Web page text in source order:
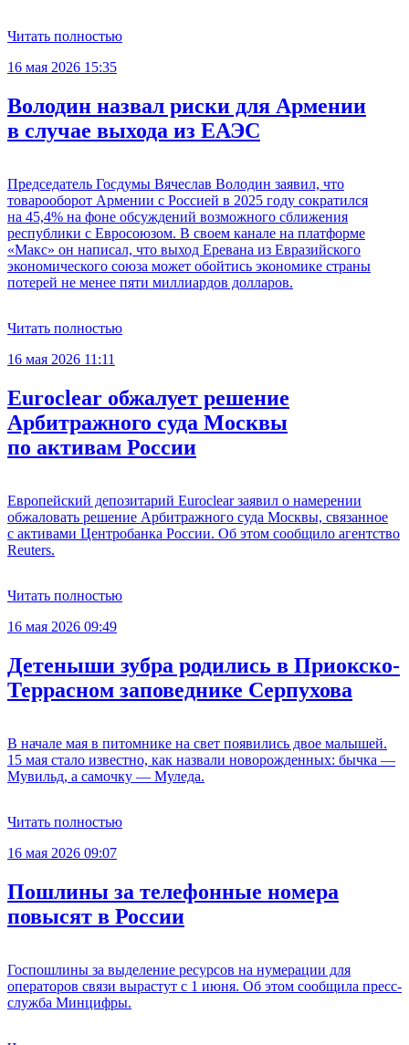
Читать полностью
16 мая 2026 15:35
Володин назвал риски для Армении
в случае выхода из ЕАЭС
Председатель Госдумы Вячеслав Володин заявил, что
товарооборот Армении с Россией в 2025 году сократился
на 45,4% на фоне обсуждений возможного сближения
республики с Евросоюзом. В своем канале на платформе
«Макс» он написал, что выход Еревана из Евразийского
экономического союза может обойтись экономике страны
потерей не менее пяти миллиардов долларов.
Читать полностью
16 мая 2026 11:11
Euroclear обжалует решение
Арбитражного суда Москвы
по активам России
Европейский депозитарий Euroclear заявил о намерении
обжаловать решение Арбитражного суда Москвы, связанное
с активами Центробанка России. Об этом сообщило агентство
Reuters.
Читать полностью
16 мая 2026 09:49
Детеныши зубра родились в Приокско-
Террасном заповеднике Серпухова
В начале мая в питомнике на свет появились двое малышей.
15 мая стало известно, как назвали новорожденных: бычка —
Мувильд, а самочку — Муледа.
Читать полностью
16 мая 2026 09:07
Пошлины за телефонные номера
повысят в России
Госпошлины за выделение ресурсов на нумерации для
операторов связи вырастут с 1 июня. Об этом сообщила пресс-
служба Минцифры.